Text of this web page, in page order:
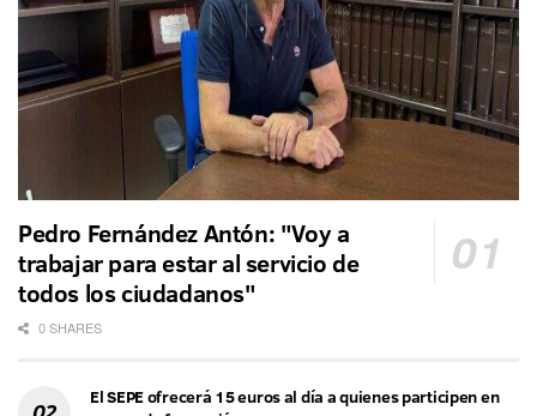
Pedro Fernández Antón: "Voy a
trabajar para estar al servicio de
todos los ciudadanos"
0 SHARES
El SEPE ofrecerá 15 euros al día a quienes participen en